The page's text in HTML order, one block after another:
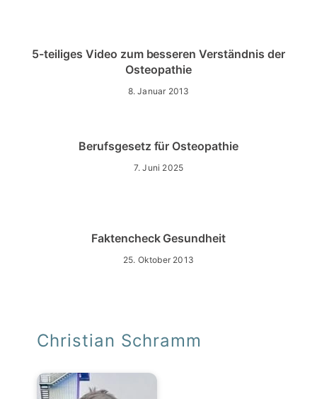
5-teiliges Video zum besseren Verständnis der
Osteopathie
8. Januar 2013
Berufsgesetz für Osteopathie
7. Juni 2025
Faktencheck Gesundheit
25. Oktober 2013
Christian Schramm